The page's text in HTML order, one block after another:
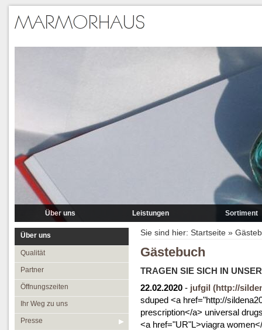
Über uns
Partner
Ihr Weg zu uns
Presse
Leistungen
Lieferung
Verlegung
Sortiment
Marmor
Granit R-Z
Mosaik
Bordüre
Über uns
Qualität
Partner
Öffnungszeiten
Ihr Weg zu uns
Presse
Sie sind hier: Startseite »
Gästebuch
TRAGEN SIE SICH IN
22.02.2020 - jufgil (http://
sduped <a href="http://
prescription</a> universal
<a href="UR"L>viagra